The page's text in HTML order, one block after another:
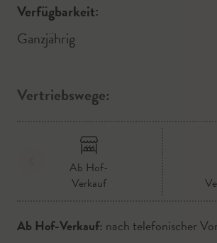
Verfügbarkeit:
Ganzjährig
Vertriebswege:
Ab Hof-
Verkauf
Ab Hof-Verkauf: nach telefonischer